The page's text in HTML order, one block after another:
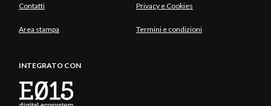
Contatti Privacy e Cookies
Area stampa Termini e condizioni
INTEGRATO CON